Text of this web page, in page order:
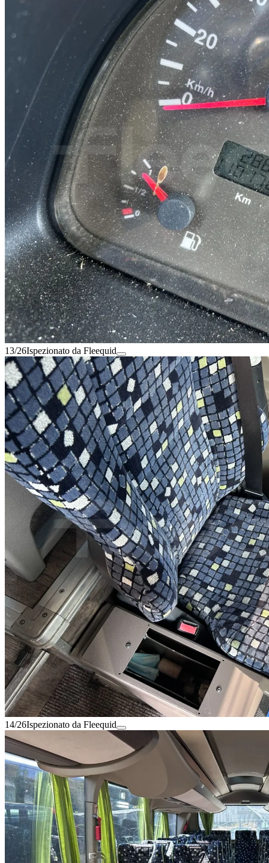
13/26Ispezionato da Fleequid
14/26Ispezionato da Fleequid